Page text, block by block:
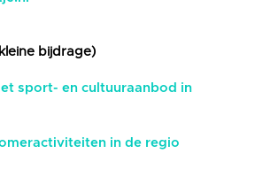
bijdrage)
sport- en cultuuraanbod in
in de regio